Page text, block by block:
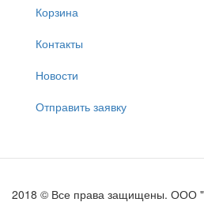
Корзина
Контакты
Новости
Отправить заявку
2018 © Все права защищены. ООО